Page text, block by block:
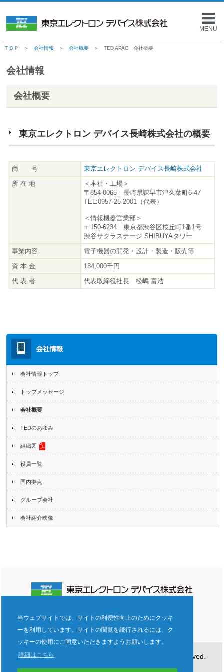
当ウェブサイトでは、サイトの利便性向上のためにクッキ
ーを利用しています。サイトの閲覧を続行されるには、ク
ッキーの使用にご同意いただきますようお願いします。
詳細はこちら
MENU
ＴＯＰ ＞ 会社情報 ＞ 会社概要 ＞ TED APAC 会社概要
会社情報
会社概要
東京エレクトロン デバイス長崎株式会社の概要
商 号
東京エレクトロン デバイス長崎株式会社
所 在 地
＜本社・工場＞
〒854-0065 長崎県諌早市津久葉町6-47
TEL:0957-25-2001（代表）
＜情報機器営業部＞
〒150-6234 東京都渋谷区桜丘町1番1号
渋谷サクラステージ SHIBUYAタワー
事業内容
電子機器の開発・設計・製造・販売等
資 本 金
134,000千円
代 表 者
代表取締役社長 松嶋 富浩
会社情報トップ
トップメッセージ
会社概要
TEDのあゆみ
組織図
役員一覧
国内拠点
グループ会社
会社紹介映像
企業倫理ヘルプライン
サイトマップ
Copyright©Tokyo Electron Device LTD. All Rights Reserved.